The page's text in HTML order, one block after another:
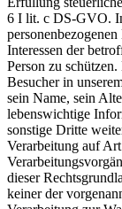
6 I lit. c DS-GVO.
Interessen der
Person zu
Besucher in
sein Name, sein
lebenswichtige
sonstige Dritte
Verarbeitung auf
dieser
keiner der